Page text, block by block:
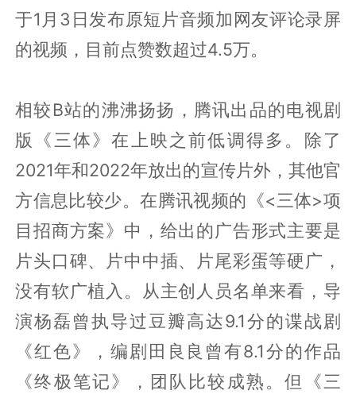
于1月3日发布原短片音频加网友评论录屏
的视频，目前点赞数超过4.5万。
相较B站的沸沸扬扬，腾讯出品的电视剧
版《三体》在上映之前低调得多。除了
2021年和2022年放出的宣传片外，其他官
方信息比较少。在腾讯视频的《<三体>项
目招商方案》中，给出的广告形式主要是
片头口碑、片中中插、片尾彩蛋等硬广，
没有软广植入。从主创人员名单来看，导
演杨磊曾执导过豆瓣高达9.1分的谍战剧
《红色》，编剧田良良曾有8.1分的作品
《终极笔记》，团队比较成熟。但《三